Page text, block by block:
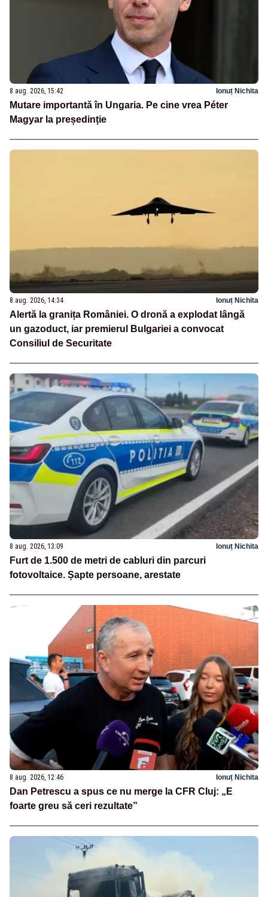
8 aug. 2026, 15:42 Ionuț Nichita
Mutare importantă în Ungaria. Pe cine vrea Péter
Magyar la președinție
8 aug. 2026, 14:34 Ionuț Nichita
Alertă la granița României. O dronă a explodat lângă
un gazoduct, iar premierul Bulgariei a convocat
Consiliul de Securitate
8 aug. 2026, 13:09 Ionuț Nichita
Furt de 1.500 de metri de cabluri din parcuri
fotovoltaice. Șapte persoane, arestate
8 aug. 2026, 12:46 Ionuț Nichita
Dan Petrescu a spus ce nu merge la CFR Cluj: „E
foarte greu să ceri rezultate”